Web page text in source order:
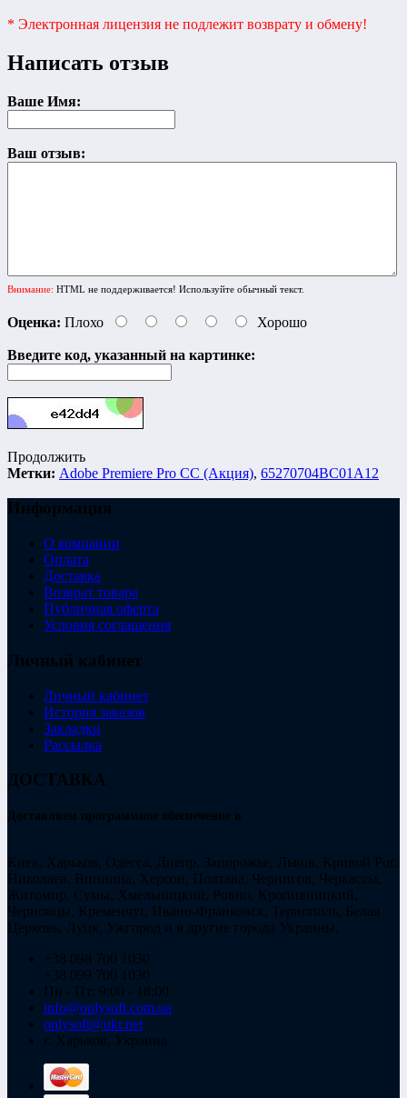
* Электронная лицензия не подлежит возврату и обмену!
Написать отзыв
Ваше Имя:
Ваш отзыв:
Внимание: HTML не поддерживается! Используйте обычный текст.
Оценка: Плохо Хорошо
Введите код, указанный на картинке:
Продолжить
Метки: Adobe Premiere Pro CC (Акция), 65270704BC01A12
Информация
О компании
Оплата
Доставка
Возврат товара
Публичная оферта
Условия соглашения
Личный кабинет
Личный кабинет
История заказов
Закладки
Рассылка
ДОСТАВКА
Доставляем программное обеспечение в
Киев, Харьков, Одесса, Днепр, Запорожье, Львов, Кривой Рог,
Николаев, Винница, Херсон, Полтава, Чернигов, Черкассы,
Житомир, Сумы, Хмельницкий, Ровно, Кропивницкий,
Черновцы, Кременчуг, Ивано-Франковск, Тернополь, Белая
Церковь, Луцк, Ужгород и в другие города Украины.
+38 098 700 1030
+38 099 700 1030
Пн - Пт: 9:00 - 18:00
info@onlysoft.com.ua
onlysoft@ukr.net
г. Харьков, Украина